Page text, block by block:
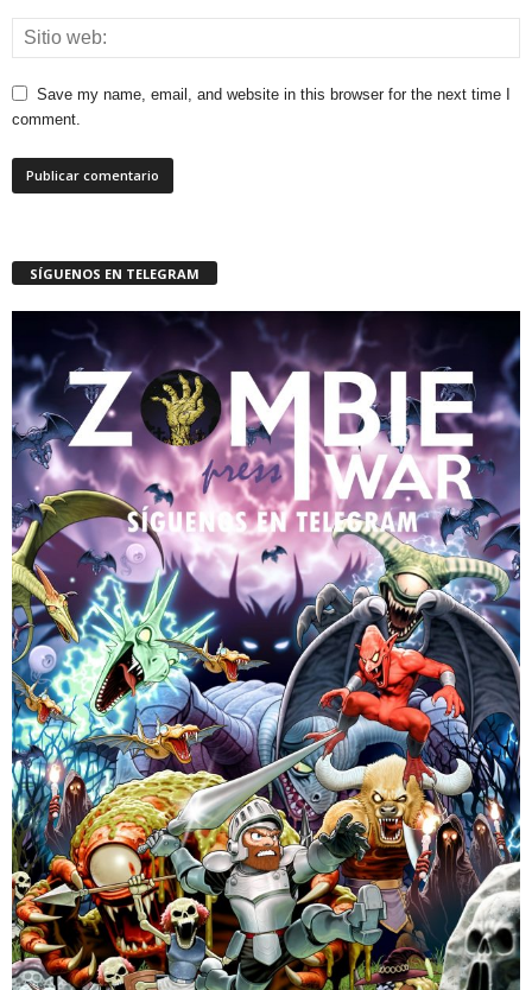
Save my name, email, and website in this browser for the next time I
comment.
SÍGUENOS EN TELEGRAM